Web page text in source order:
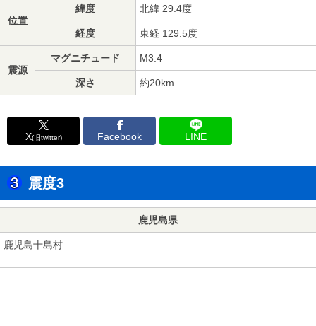
位置
緯度 北緯 29.4度
経度 東経 129.5度
震源
マグニチュード M3.4
深さ 約20km
X(旧twitter) Facebook LINE
震度3
鹿児島県
鹿児島十島村